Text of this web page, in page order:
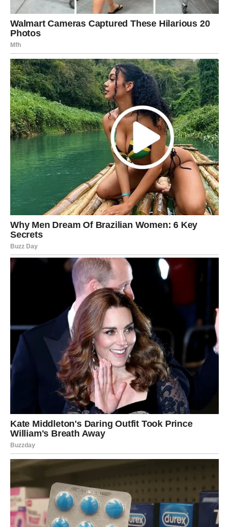
Jer sudbina vam uskoro donosi ogromne pare i razlog da
konačno budete istinski zadovoljni svojim životom.